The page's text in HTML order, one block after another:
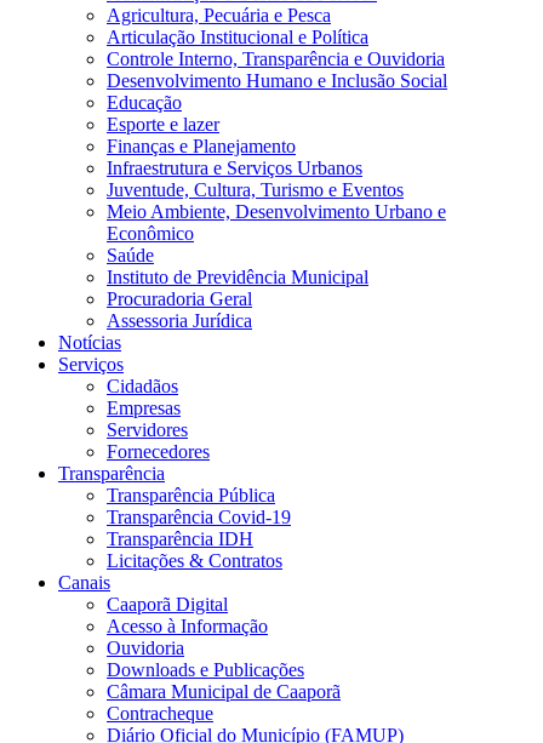
Agricultura, Pecuária e Pesca
Articulação Institucional e Política
Controle Interno, Transparência e Ouvidoria
Desenvolvimento Humano e Inclusão Social
Educação
Esporte e lazer
Finanças e Planejamento
Infraestrutura e Serviços Urbanos
Juventude, Cultura, Turismo e Eventos
Meio Ambiente, Desenvolvimento Urbano e
Econômico
Saúde
Instituto de Previdência Municipal
Procuradoria Geral
Assessoria Jurídica
Notícias
Serviços
Cidadãos
Empresas
Servidores
Fornecedores
Transparência
Transparência Pública
Transparência Covid-19
Transparência IDH
Licitações & Contratos
Canais
Caaporã Digital
Acesso à Informação
Ouvidoria
Downloads e Publicações
Câmara Municipal de Caaporã
Contracheque
Diário Oficial do Município (FAMUP)